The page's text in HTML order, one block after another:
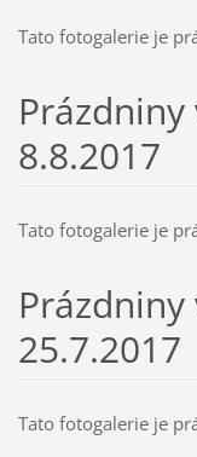
Tato fotogalerie je
8.8.2017
Tato fotogalerie je
25.7.2017
Tato fotogalerie je